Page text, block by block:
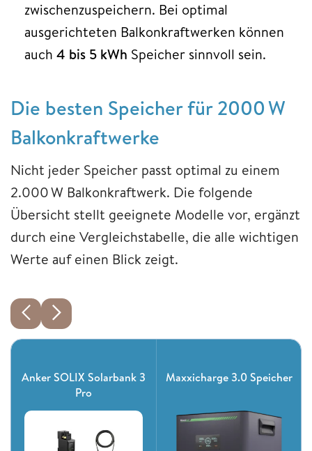
zwischenzuspeichern. Bei optimal
ausgerichteten Balkonkraftwerken können
auch 4 bis 5 kWh Speicher sinnvoll sein.
Die besten Speicher für 2000 W
Balkonkraftwerke
Nicht jeder Speicher passt optimal zu einem
2.000 W Balkonkraftwerk. Die folgende
Übersicht stellt geeignete Modelle vor, ergänzt
durch eine Vergleichstabelle, die alle wichtigen
Werte auf einen Blick zeigt.
Anker SOLIX Solarbank 3
Pro
Maxxicharge 3.0 Speicher